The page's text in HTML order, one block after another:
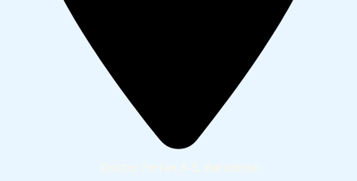
Doctor Ferran 3-5, Barcelona